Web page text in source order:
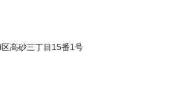
高砂三丁目15番1号